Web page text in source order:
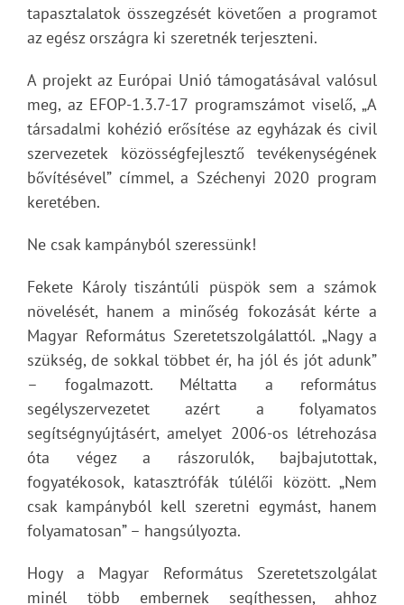
tapasztalatok összegzését követően a programot
az egész országra ki szeretnék terjeszteni.
A projekt az Európai Unió támogatásával valósul
meg, az EFOP-1.3.7-17 programszámot viselő, „A
társadalmi kohézió erősítése az egyházak és civil
szervezetek közösségfejlesztő tevékenységének
bővítésével” címmel, a Széchenyi 2020 program
keretében.
Ne csak kampányból szeressünk!
Fekete Károly tiszántúli püspök sem a számok
növelését, hanem a minőség fokozását kérte a
Magyar Református Szeretetszolgálattól. „Nagy a
szükség, de sokkal többet ér, ha jól és jót adunk”
– fogalmazott. Méltatta a református
segélyszervezetet azért a folyamatos
segítségnyújtásért, amelyet 2006-os létrehozása
óta végez a rászorulók, bajbajutottak,
fogyatékosok, katasztrófák túlélői között. „Nem
csak kampányból kell szeretni egymást, hanem
folyamatosan” – hangsúlyozta.
Hogy a Magyar Református Szeretetszolgálat
minél több embernek segíthessen, ahhoz